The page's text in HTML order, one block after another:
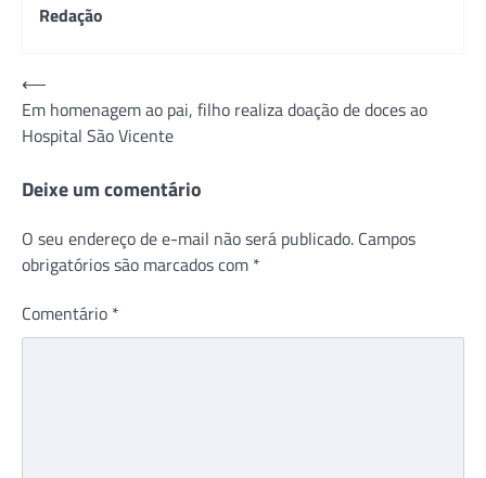
Redação
Navegação
de
Post
⟵
Em homenagem ao pai, filho realiza doação de doces ao
Hospital São Vicente
Deixe um comentário
O seu endereço de e-mail não será publicado. Campos
obrigatórios são marcados com *
Comentário *